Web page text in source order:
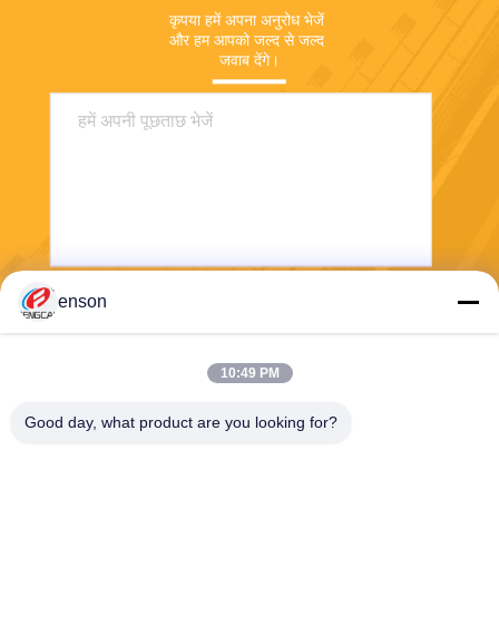
कृपया हमें अपना अनुरोध भेजें
और हम आपको जल्द से जल्द
जवाब देंगे।
enson
10:49 PM
Good day, what product are you looking for?